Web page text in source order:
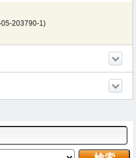
05-203790-1)